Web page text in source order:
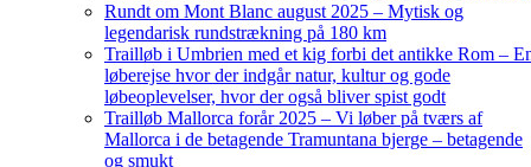
Rundt om Mont Blanc august 2025 – Mytisk og
legendarisk rundstrækning på 180 km
Trailløb i Umbrien med et kig forbi det antikke Rom –
løberejse hvor der indgår natur, kultur og gode
løbeoplevelser, hvor der også bliver spist godt
Trailløb Mallorca forår 2025 – Vi løber på tværs af
Mallorca i de betagende Tramuntana bjerge – betagende
og smukt